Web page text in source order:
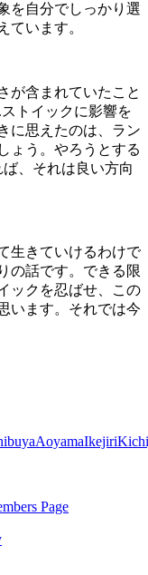
を自分でしっかり選
ています。
が含まれていたこと
ストイックに影響を
に思えたのは、ラン
ょう。やろうとする
、それは良い方向
生きていけるわけで
の話です。できる限
ックを忍ばせ、この
います。それでは今
AoyamaIkejiri
Page